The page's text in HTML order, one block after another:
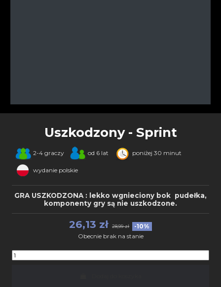
Uszkodzony - Sprint
2-4 graczy od 6 lat poniżej 30 minut
wydanie polskie
GRA USZKODZONA : lekko wgnieciony bok pudełka,
komponenty gry są nie uszkodzone.
26,13 zł 28,99 zł
-10%
Obecnie brak na stanie